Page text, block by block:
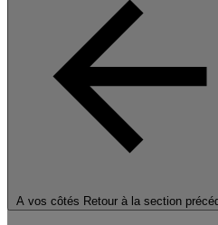
A vos côtés Retour à la section